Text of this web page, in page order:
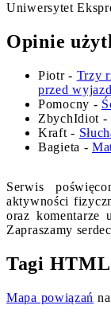
Uniwersytet
Opinie
Piotr- Trzy
przed
Pomocny -
ZbychIdiot -
Kraft -
Bagieta -
Serwis
aktywności
oraz komentarze
Zapraszamy
Tagi HTML
Mapa powiązań